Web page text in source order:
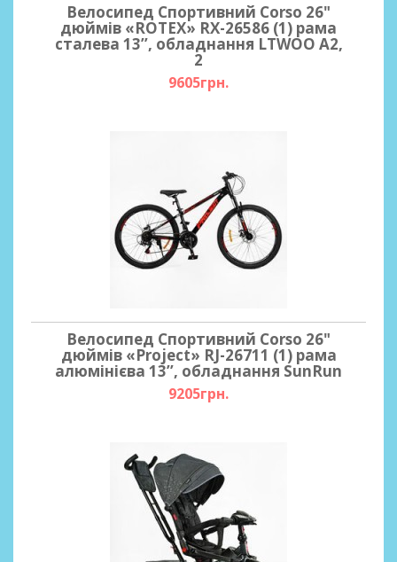
Велосипед Спортивний Corso 26"
дюймів «ROTEX» RX-26586 (1) рама
сталева 13’’, обладнання LTWOO A2,
2
9605грн.
Велосипед Спортивний Corso 26"
дюймів «Project» RJ-26711 (1) рама
алюмінієва 13’’, обладнання SunRun
9205грн.